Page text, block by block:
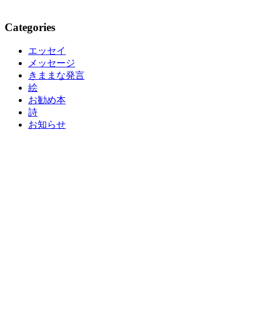
Categories
エッセイ
メッセージ
きままな発言
絵
お勧め本
詩
お知らせ